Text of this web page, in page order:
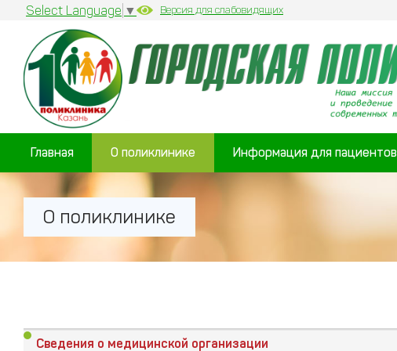
Select Language ▼ Версия для слабовидящих
Главная О поликлинике Информация для пациентов
О поликлинике
Сведения о медицинской организации